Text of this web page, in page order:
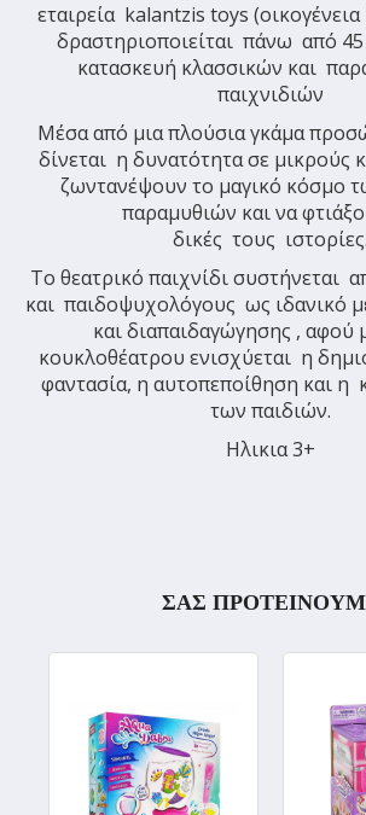
εταιρεία kalantzis toys
δραστηριοποιείται πάνω από
κατασκευή κλασσικών και
παιχνιδιών
Μέσα από μια πλούσια γκάμα
δίνεται η δυνατότητα σε μικρούς
ζωντανέψουν το μαγικό κόσμο
παραμυθιών και να
δικές τους ιστορίες.
Το θεατρικό παιχνίδι συστήνεται
και παιδοψυχολόγους ως ιδανικό
και διαπαιδαγώγησης , αφού
κουκλοθέατρου ενισχύεται η
φαντασία, η αυτοπεποίθηση και η
των παιδιών.
Ηλικια 3+
ΣΑΣ